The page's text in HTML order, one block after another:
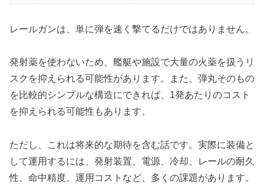
レールガンは、単に弾を速く撃てるだけではありません。
発射薬を使わないため、艦艇や施設で大量の火薬を扱うリ
スクを抑えられる可能性があります。また、弾丸そのもの
を比較的シンプルな構造にできれば、1発あたりのコスト
を抑えられる可能性もあります。
ただし、これは将来的な期待を含む話です。実際に装備と
して運用するには、発射装置、電源、冷却、レールの耐久
性、命中精度、運用コストなど、多くの課題があります。